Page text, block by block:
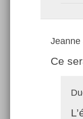
Jeanne
Ce